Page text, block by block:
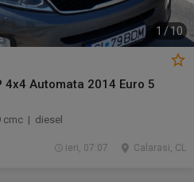
1 /10
4x4 Automata 2014 Euro 5
cmc | diesel
Calarasi, CL
ieri, 07:07